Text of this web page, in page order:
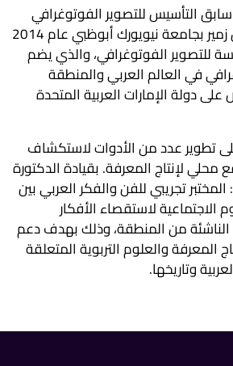
التأسيس للتصوير الفوتوغرافي
أسسه الدكتور شمون زمير بجامعة نيويورك أبوظبي عام 2014
الفوتوغرافي، والذي يضم
في العالم العربي والمنطقة
دولة الإمارات العربية المتحدة
تطوير عدد من الأدوات لاستكشاف
لإنتاج المعرفة. بقيادة الدكتورة
تجريبي للفن والفكر العربي بين
لاستقصاء الأفكار
الناشئة من المنطقة، وذلك بهدف دعم
المعرفة والعلوم التربوية المتعلقة
وتاريخها.